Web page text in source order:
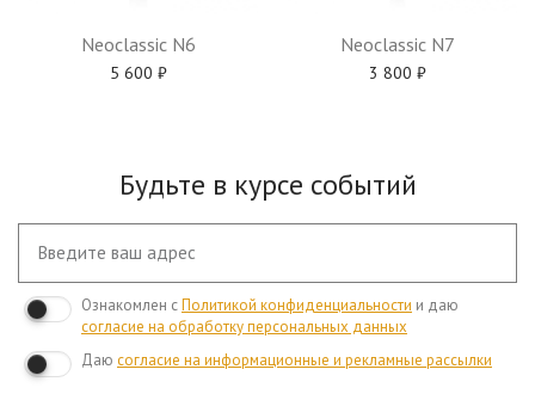
Neoclassic N6
5 600 ₽
Neoclassic N7
3 800 ₽
Будьте в курсе событий
Ознакомлен сПолитикой конфиденциальности и даю
согласие на обработку персональных данных
Даю согласие на информационные и рекламные рассылки